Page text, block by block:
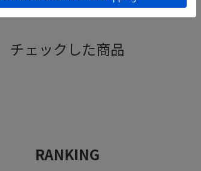
チェックした商品
RANKING